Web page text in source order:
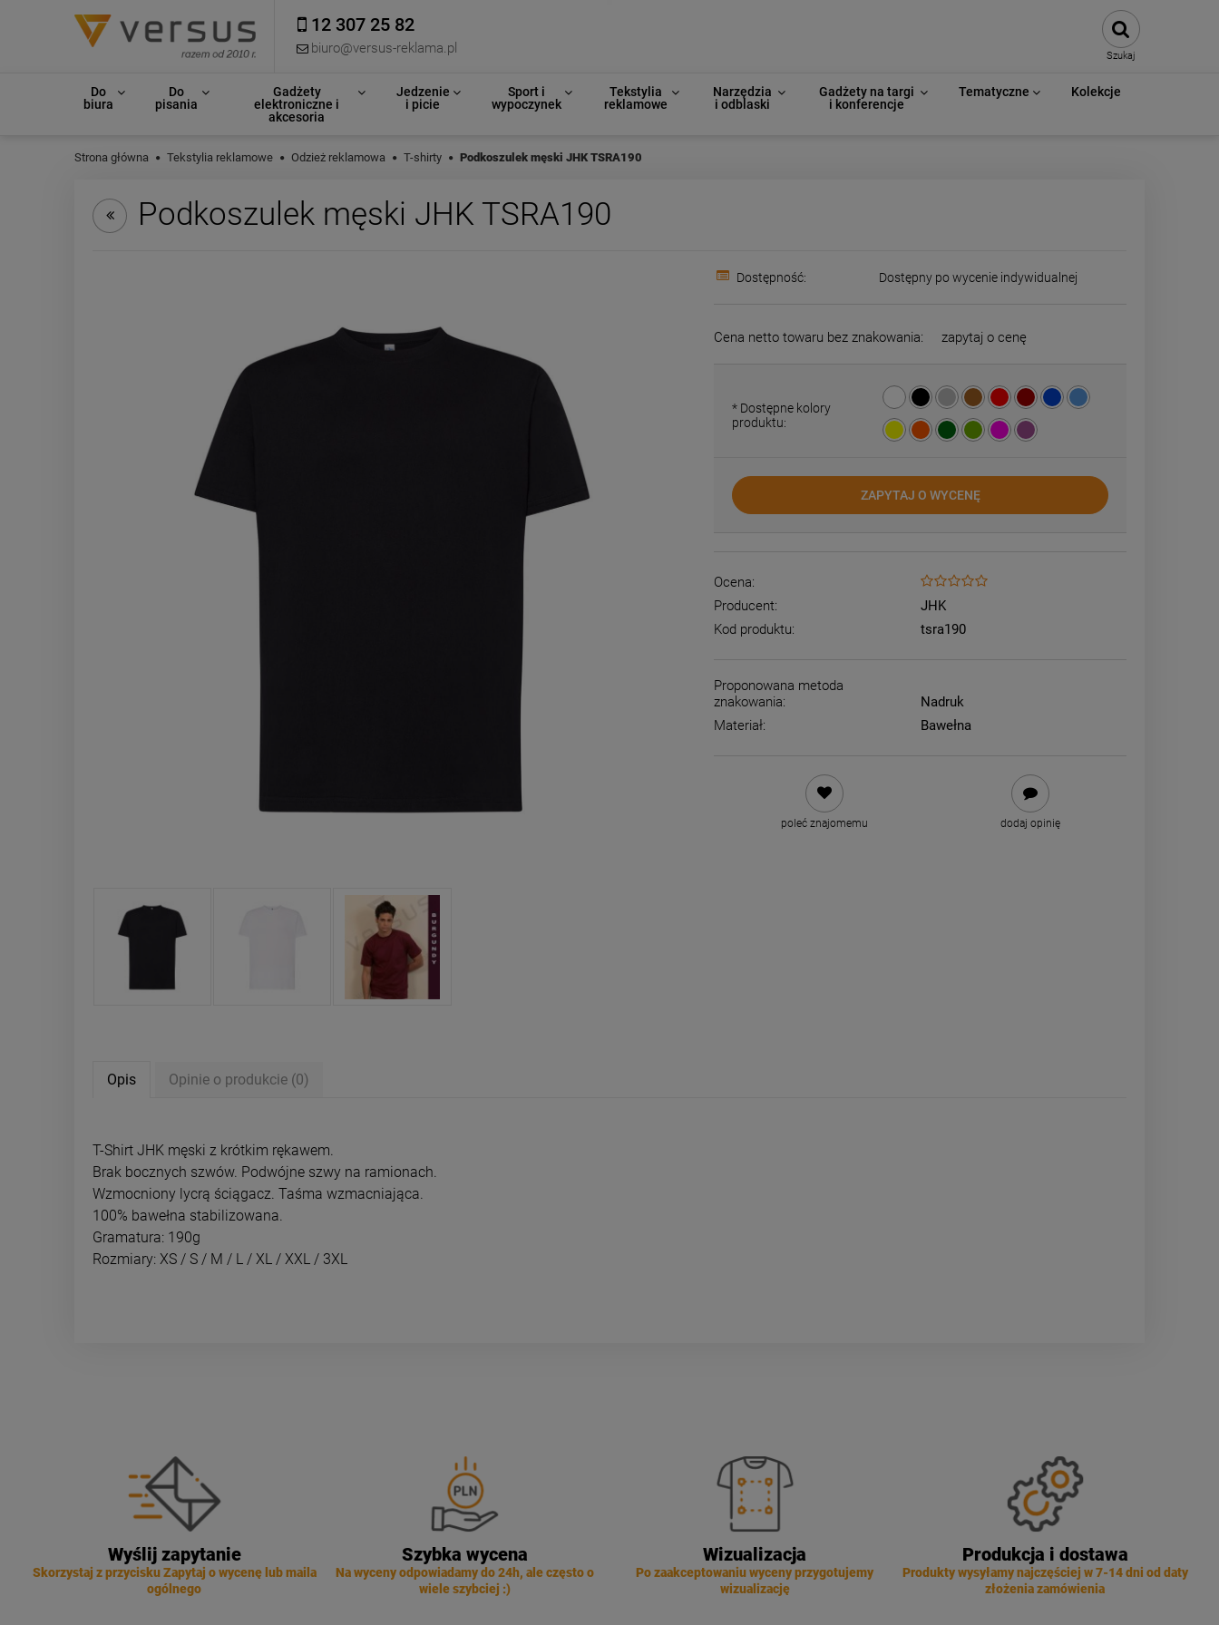
12 307 25 82
biuro@versus-reklama.pl Szukaj
Do
biura
Do
pisania
Gadżety
elektroniczne i
akcesoria
Jedzenie
i picie
Sport i
wypoczynek
Tekstylia
reklamowe
Narzędzia
i odblaski
Gadżety na targi
i konferencje
Tematyczne Kolekcje
Strona główna Tekstylia reklamowe Odzież reklamowa T-shirty Podkoszulek męski JHK TSRA190
Podkoszulek męski JHK TSRA190
Dostępność: Dostępny po wycenie indywidualnej
Cena netto towaru bez znakowania: zapytaj o cenę
* Dostępne kolory
produktu:
ZAPYTAJ O WYCENĘ
Ocena:
Producent:
JHK
Kod produktu:
tsra190
Proponowana metoda
znakowania:
Nadruk
Materiał:
Bawełna
poleć znajomemu dodaj opinię
Opis Opinie o produkcie (0)
T-Shirt JHK męski z krótkim rękawem.
Brak bocznych szwów. Podwójne szwy na ramionach.
Wzmocniony lycrą ściągacz. Taśma wzmacniająca.
100% bawełna stabilizowana.
Gramatura: 190g
Rozmiary: XS / S / M / L / XL / XXL / 3XL
Wyślij zapytanie
Skorzystaj z przycisku Zapytaj o wycenę lub maila
ogólnego
Szybka wycena
Na wyceny odpowiadamy do 24h, ale często o
wiele szybciej :)
Wizualizacja
Po zaakceptowaniu wyceny przygotujemy
wizualizację
Produkcja i dostawa
Produkty wysyłamy najczęściej w 7-14 dni od daty
złożenia zamówienia